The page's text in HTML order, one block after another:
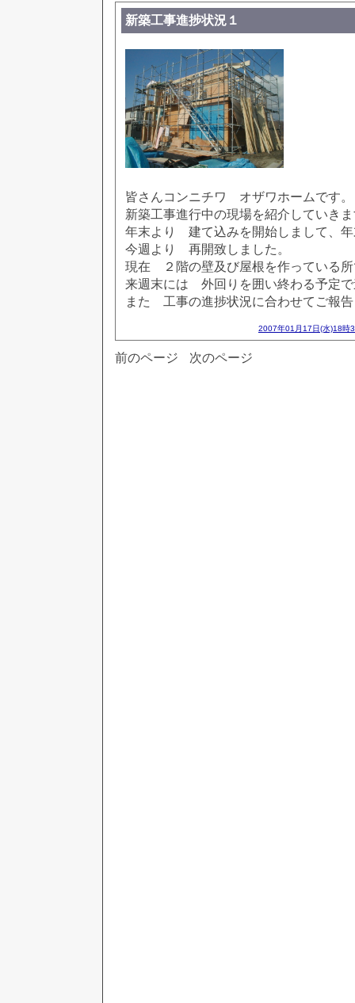
新築工事進捗状況１
皆さんコンニチワ オザワホームです。
新築工事進行中の現場を紹介していき
年末より 建て込みを開始しまして、
今週より 再開致しました。
現在 ２階の壁及び屋根を作っている
来週末には 外回りを囲い終わる予定
また 工事の進捗状況に合わせてご報
2007年01月17日(水)18時
前のページ 次のページ